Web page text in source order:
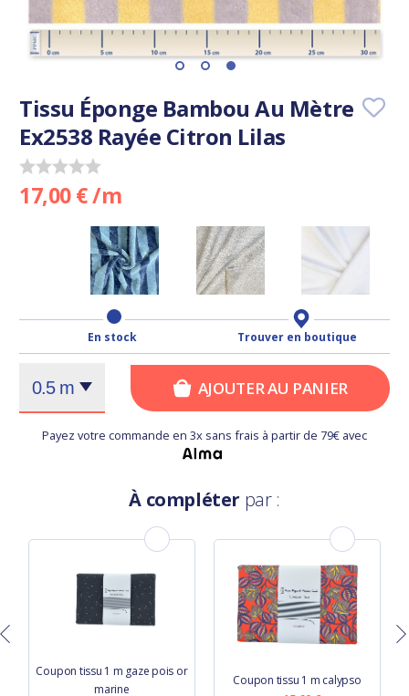
Tissu Éponge Bambou Au Mètre
Ex2538 Rayée Citron Lilas
17,00 € /m
En stock Trouver en boutique
AJOUTER AU PANIER
Payez votre commande en 3x sans frais à partir de 79€ avec
À compléter par :
Coupon tissu 1 m gaze pois or
marine
Coupon tissu 1 m calypso